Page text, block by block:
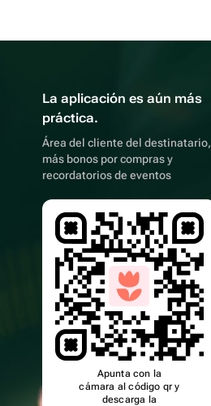
La aplicación es aún más
práctica.
Área del cliente del destinatario,
más bonos por compras y
recordatorios de eventos
Apunta con la
cámara al código qr y
descarga la